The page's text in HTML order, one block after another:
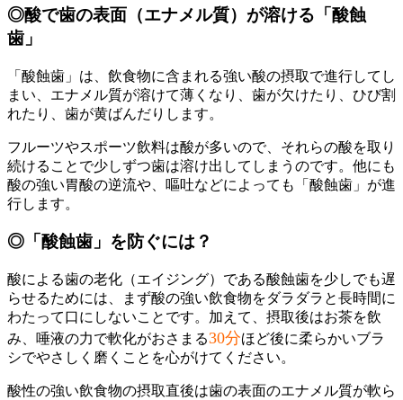
◎酸で歯の表面（エナメル質）が溶ける「酸蝕
歯」
「酸蝕歯」は、飲食物に含まれる強い酸の摂取で進行してし
まい、エナメル質が溶けて薄くなり、歯が欠けたり、ひび割
れたり、歯が黄ばんだりします。
フルーツやスポーツ飲料は酸が多いので、それらの酸を取り
続けることで少しずつ歯は溶け出してしまうのです。他にも
酸の強い胃酸の逆流や、嘔吐などによっても「酸蝕歯」が進
行します。
◎「酸蝕歯」を防ぐには？
酸による歯の老化（エイジング）である酸蝕歯を少しでも遅
らせるためには、まず酸の強い飲食物をダラダラと長時間に
わたって口にしないことです。加えて、摂取後はお茶を飲
み、唾液の力で軟化がおさまる30分ほど後に柔らかいブラ
シでやさしく磨くことを心がけてください。
酸性の強い飲食物の摂取直後は歯の表面のエナメル質が軟ら